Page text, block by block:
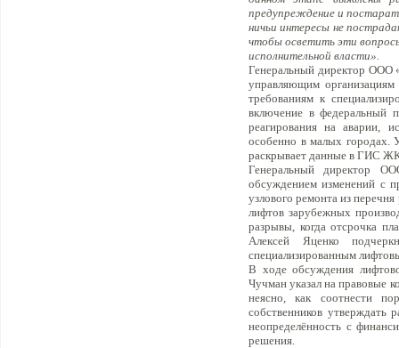
предупреждение и
ничьи интересы не
чтобы осветить эти
исполнительной власти».
Генеральный директор ООО
управляющим
требованиям к
включение в федеральный
реагирования на аварии,
особенно в малых городах.
раскрывает данные в ГИС
Генеральный директор
обсуждением изменений с
узлового ремонта из
лифтов зарубежных
разрывы, когда отсрочка
Алексей Яценко
специализированным
В ходе обсуждения
Чучман указал на правовые
неясно, как соотнести
собственников
неопределённость с
решения.